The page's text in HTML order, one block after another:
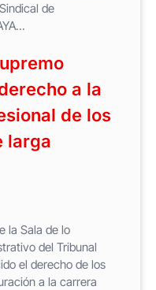
de
a la
de los
larga
la Sala de lo
del Tribunal
el derecho de los
a la carrera